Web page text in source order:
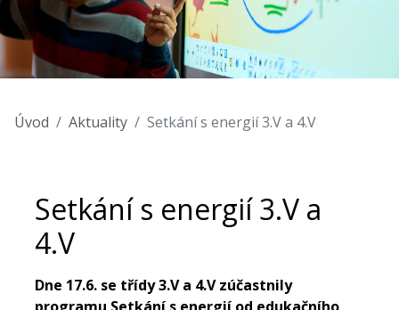
Úvod Aktuality Setkání s energií 3.V a 4.V
Setkání s energií 3.V a
4.V
Dne 17.6. se třídy 3.V a 4.V zúčastnily